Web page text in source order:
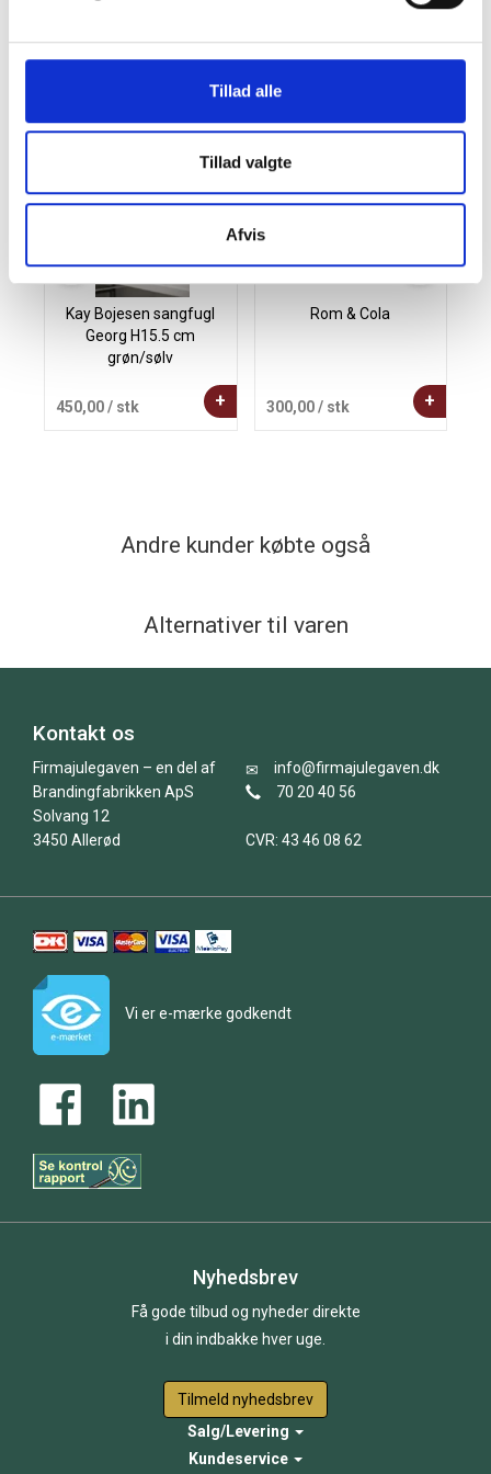
Tillad alle
Tillad valgte
Afvis
Andre købte også
Kay Bojesen sangfugl
Georg H15.5 cm
grøn/sølv
450,00/ stk +
Rom & Cola
300,00 / stk +
Andre kunder købte også
Alternativer til varen
Kontakt os
Firmajulegaven – en del af
Brandingfabrikken ApS
Solvang 12
3450 Allerød
info@firmajulegaven.dk
70 20 40 56
CVR: 43 46 08 62
Vi er e-mærke godkendt
Nyhedsbrev
Få gode tilbud og nyheder direkte
i din indbakke hver uge.
Tilmeld nyhedsbrev
Salg/Levering
Kundeservice